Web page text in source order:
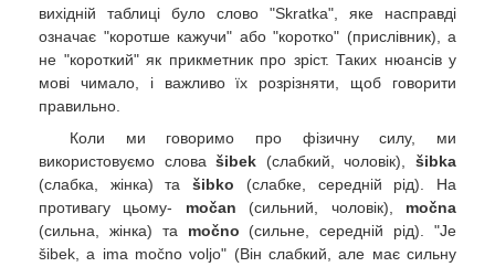
вихідній таблиці було слово "Skratka", яке насправді
означає "коротше кажучи" або "коротко" (прислівник), а
не "короткий" як прикметник про зріст. Таких нюансів у
мові чимало, і важливо їх розрізняти, щоб говорити
правильно.
Коли ми говоримо про фізичну силу, ми
використовуємо словаšibek (слабкий, чоловік),šibka
(слабка, жінка) таšibko (слабке, середній рід). На
противагу цьому- močan (сильний, чоловік), močna
(сильна, жінка) та močno (сильне, середній рід). "Je
šibek, a ima močno voljo" (Він слабкий, але має сильну